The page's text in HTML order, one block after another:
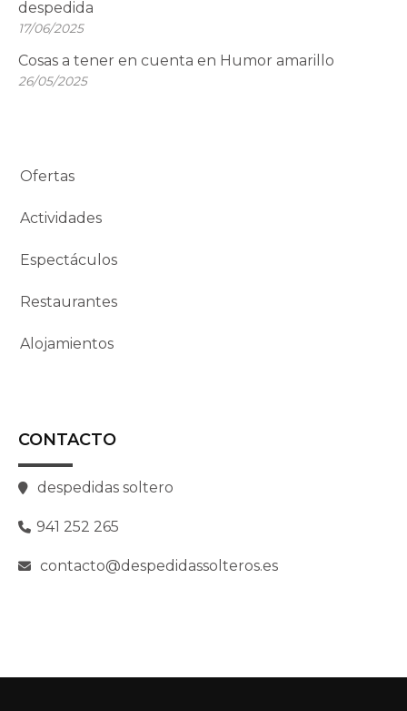
despedida
17/06/2025
Cosas a tener en cuenta en Humor amarillo
26/05/2025
Ofertas
Actividades
Espectáculos
Restaurantes
Alojamientos
CONTACTO
despedidas soltero
941 252 265
contacto@despedidassolteros.es